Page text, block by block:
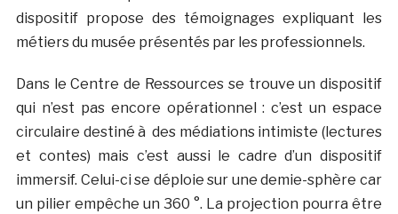
dispositif propose des témoignages expliquant les
métiers du musée présentés par les professionnels.
Dans le Centre de Ressources se trouve un dispositif
qui n’est pas encore opérationnel : c’est un espace
circulaire destiné à des médiations intimiste (lectures
et contes) mais c’est aussi le cadre d’un dispositif
immersif. Celui-ci se déploie sur une demie-sphère car
un pilier empêche un 360 °. La projection pourra être